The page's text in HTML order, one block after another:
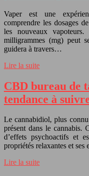
Vaper est une
comprendre les dosages
les nouveaux
milligrammes (mg) peut
guidera à travers…
Lire la suite
CBD bureau de
tendance à
Le cannabidiol, plus
présent dans le cannabis.
d’effets psychoactifs et
propriétés relaxantes et
Lire la suite